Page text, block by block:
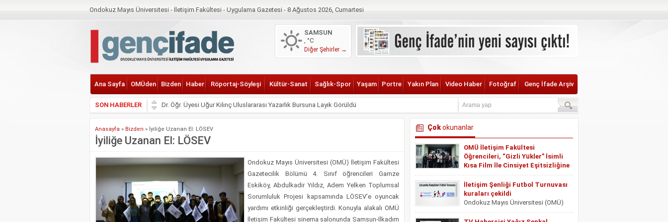
Ondokuz Mayıs Üniversitesi - İletişim Fakültesi - Uygulama Gazetesi - 8 Ağustos 2026, Cumartesi
Fotoğraf Gazete Manşetleri Hava Durumu Köşe Yazarları
SAMSUN
, °C
Diğer Şehirler →
Ana Sayfa OMÜden Bizden Haber Röportaj-Söyleşi Kültür-Sanat Sağlık-Spor Yaşam Portre Yakın Plan Video Haber Fotoğraf Genç İfade Arşiv
SON HABERLER
Dr. Öğr. Üyesi Uğur Kılınç Uluslararası Yazarlık Bursuna Layık Görüldü
İletişim ile Çarşamba İnsan ve Toplum Bilimleri Fakültelerinde Mezuniyet Töreni
Geleceğin Teknolojisi ve Su Krizi Çarşamba’daki Atölyede Buluştu
Ondokuz Mayıs Üniversitesi Öğrencilerinden Akran Zorbalığına Karşı Farkındalık Projesi
OMÜ Mezunlar Günü 2026 Duyurusu
Çarşamba’nın Kentsel Dönüşümü TÜBİTAK Destekli Projeyle İncelenecek
OMÜ’de Yapay Zekâ ve Sürdürebilirlik Etkisi Konuşuldu
Samsun’da Gençlere Binicilik Geleneği Aktarılıyor
Anasayfa » Bizden » İyiliğe Uzanan El: LÖSEV
İyiliğe Uzanan El: LÖSEV
Ondokuz Mayıs Üniversitesi (OMÜ) İletişim Fakültesi
Gazetecilik Bölümü 4. Sınıf öğrencileri Gamze
Eskiköy, Abdulkadir Yıldız, Adem Yelken Toplumsal
Sorumluluk Projesi kapsamında LÖSEV’e oyuncak
yardımı etkinliği gerçekleştirdi. Konuyla alakalı OMÜ
İletişim Fakültesi sinema salonunda Samsun-İlkadım
Çokokunanlar
OMÜ İletişim Fakültesi
Öğrencileri, “Gizli Yükler” İsimli
Kısa Film İle Cinsiyet Eşitsizliğine
Dikkat Çekiyor
Ondokuz Mayıs Üniversitesi (OMÜ)
İletişim Fakültesi Radyo Televizyon ve
Sinema Bölümü öğrencileri, Doç. Dr.
Toplumsal Sorumluluk Projesi dersi
İletişim Şenliği Futbol Turnuvası
kuraları çekildi
Ondokuz Mayıs Üniversitesi (OMÜ)
İletişim Fakültesi tarafından 9-11
Mayıs tarihlerinde “1. İletişim Şenliği”